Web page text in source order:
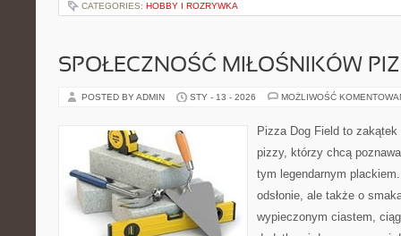
CATEGORIES: HOBBY I ROZRYWKA
SPOŁECZNOŚĆ MIŁOŚNIKÓW
POSTED BY ADMIN STY - 13 - 2026 MOŻLIWOŚĆ
Pizza Dog Field to zakątek
pizzy, którzy chcą
tym legendarnym
odsłonie, ale także o
wypieczonym ciastem,